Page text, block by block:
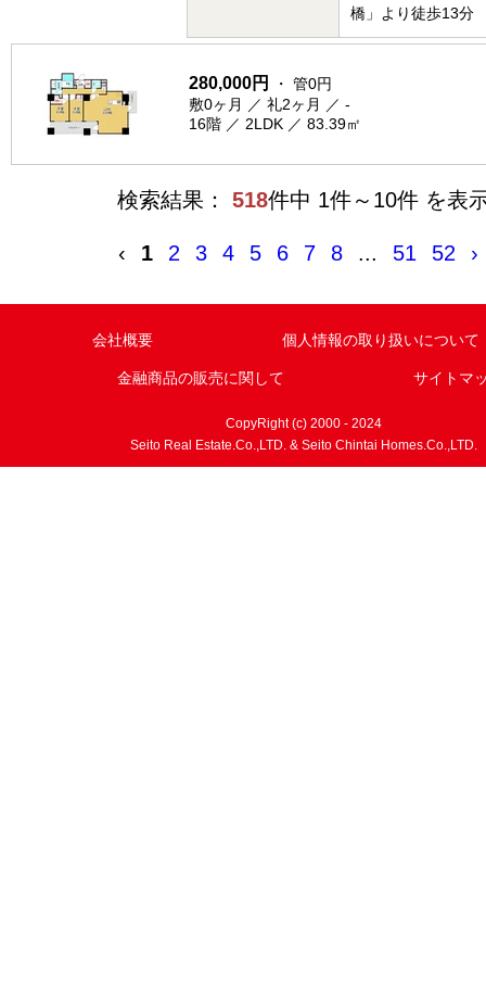
橋」より徒歩13分
280,000円
・ 管0円
敷0ヶ月 ／ 礼2ヶ月 ／ -
16階 ／ 2LDK ／ 83.39㎡
検索結果： 518件中 1件～10件 を表
‹ 1 2 3 4 5 6 7 8 ... 51 52 ›
会社概要 個人情報の取り扱いについて
金融商品の販売に関して サイトマ
CopyRight (c) 2000 - 2024
Seito Real Estate.Co.,LTD. & Seito Chintai Homes.Co.,LTD.